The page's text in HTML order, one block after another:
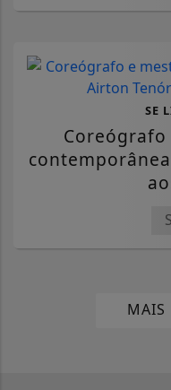
SE
Coreógrafo
MAIS